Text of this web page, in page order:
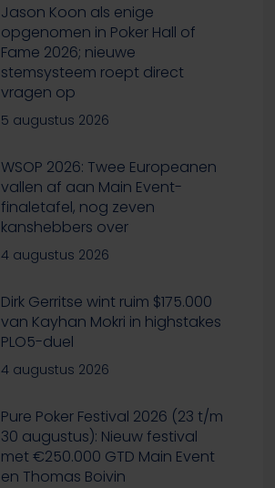
Jason Koon als enige
opgenomen in Poker Hall of
Fame 2026; nieuwe
stemsysteem roept direct
vragen op
5 augustus 2026
WSOP 2026: Twee Europeanen
vallen af aan Main Event-
finaletafel, nog zeven
kanshebbers over
4 augustus 2026
Dirk Gerritse wint ruim $175.000
van Kayhan Mokri in highstakes
PLO5-duel
4 augustus 2026
Pure Poker Festival 2026 (23 t/m
30 augustus): Nieuw festival
met €250.000 GTD Main Event
en Thomas Boivin